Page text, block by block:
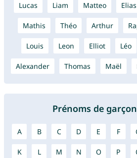
Lucas Liam Matteo Elias
Mathis Théo Arthur
Louis Leon Elliot Léo
Alexander Thomas Maël
Prénoms de
A B C D E F
K L M N O P